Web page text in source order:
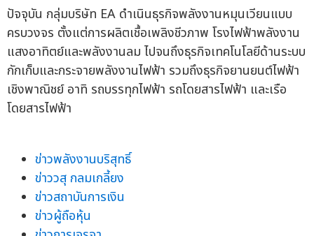
ปัจจุบัน กลุ่มบริษัท EA ดำเนินธุรกิจพลังงานหมุนเวียนแบบ
ครบวงจร ตั้งแต่การผลิตเชื้อเพลิงชีวภาพ โรงไฟฟ้าพลังงาน
แสงอาทิตย์และพลังงานลม ไปจนถึงธุรกิจเทคโนโลยีด้านระบบ
กักเก็บและกระจายพลังงานไฟฟ้า รวมถึงธุรกิจยานยนต์ไฟฟ้า
เชิงพาณิชย์ อาทิ รถบรรทุกไฟฟ้า รถโดยสารไฟฟ้า และเรือ
โดยสารไฟฟ้า
ข่าวพลังงานบริสุทธิ์
ข่าววสุ กลมเกลี้ยง
ข่าวสถาบันการเงิน
ข่าวผู้ถือหุ้น